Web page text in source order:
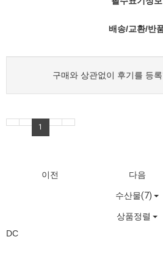
배송/교환/반
구매와 상관없이 후기를 등
1
이전 다음
수산물(7)
상품정렬
DC